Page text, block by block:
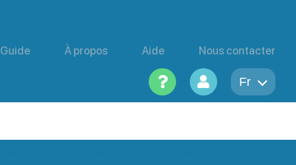
Guide À propos Aide Nous contacter
Fr